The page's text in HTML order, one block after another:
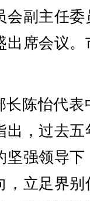
会副主任
出席会议
长陈怡代表
出，过去
坚强领导
，立足界